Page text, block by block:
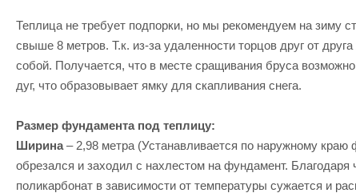
Теплица не требует подпорки, но мы рекомендуем на зиму
свыше 8 метров. Т.к. из-за удаленности торцов друг от
собой. Получается, что в месте сращивания бруса
дуг, что образовывает ямку для скапливания снега.
Размер фундамента под теплицу:
Ширина– 2,98 метра (Устанавливается по наружному
обрезался и заходил с нахлестом на фундамент.
поликарбонат в зависимости от температуры сужается и